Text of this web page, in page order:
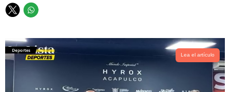
T
t
t
e
r
W
a
t
s
Lea el artículo